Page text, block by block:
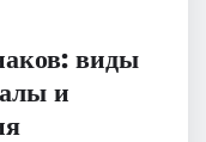
виды
и